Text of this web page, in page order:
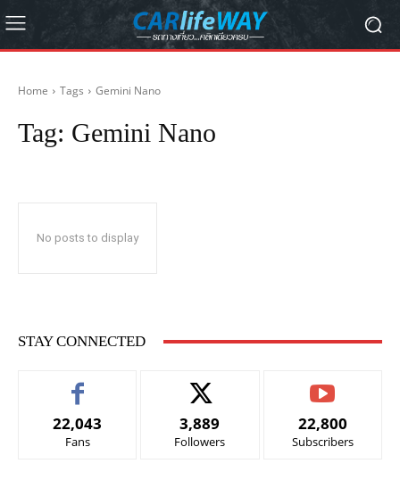
Home Tags Gemini Nano
Tag: Gemini Nano
No posts to display
STAY CONNECTED
22,043
Fans
3,889
Followers
22,800
Subscribers